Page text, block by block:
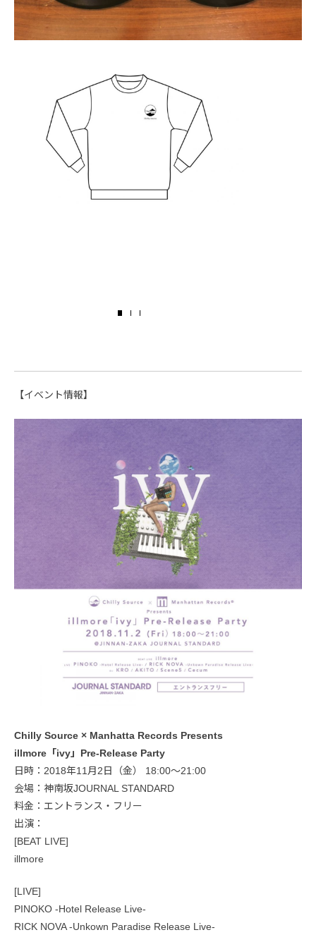
【イベント情報】
Chilly Source × Manhatta Records Presents
illmore「ivy」Pre-Release Party
日時：2018年11月2日（金） 18:00〜21:00
会場：神南坂JOURNAL STANDARD
料金：エントランス・フリー
出演：
[BEAT LIVE]
illmore
[LIVE]
PINOKO -Hotel Release Live-
RICK NOVA -Unkown Paradise Release Live-